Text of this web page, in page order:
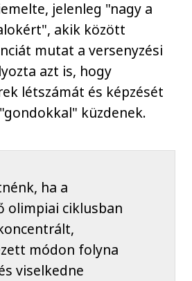
jelenleg "nagy a
akik között
mutat a versenyzési
azt is, hogy
létszámát és képzését
küzdenek.
ha a
olimpiai ciklusban
módon folyna
viselkedne